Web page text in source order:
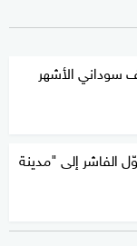
تواجه 765 ألف سوداني الأشهر
الفاشر إلى "مدينة